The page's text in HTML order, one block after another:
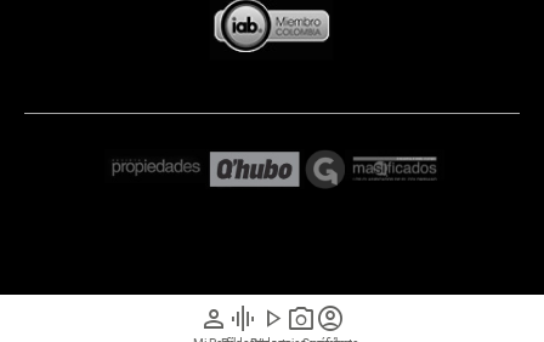
person graphic_eq play_arrow photo_cameraaccount_circle